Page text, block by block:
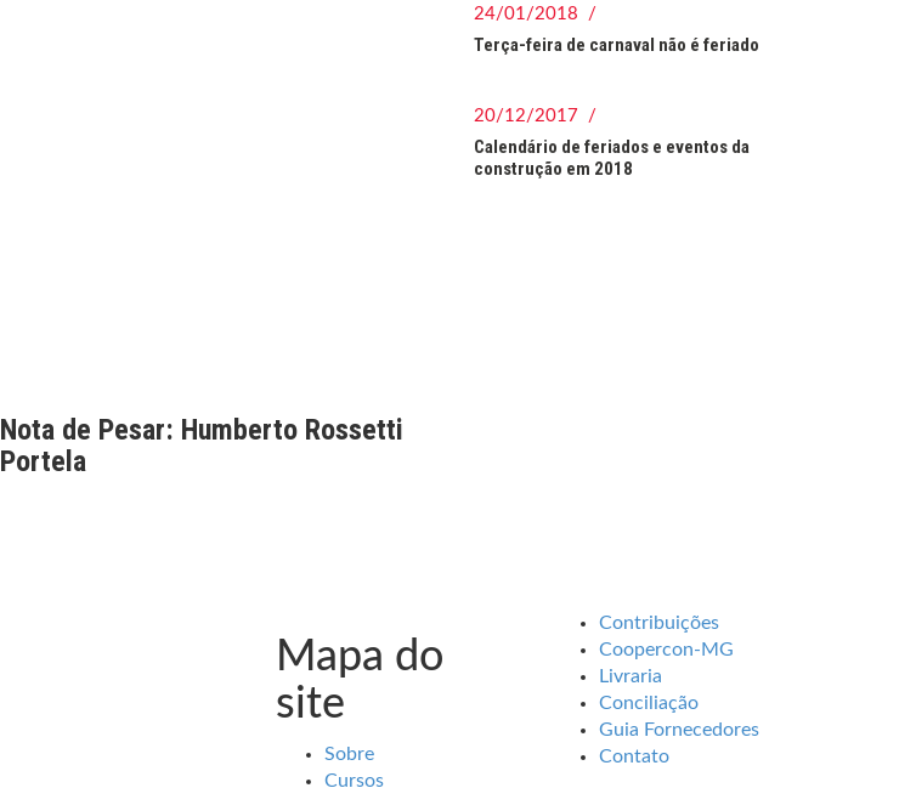
24/01/2018 /
Terça-feira de carnaval não é feriado
20/12/2017 /
Calendário de feriados e eventos da
construção em 2018
Nota de Pesar: Humberto Rossetti
Portela
Mapa do
site
Sobre
Cursos
Contribuições
Coopercon-MG
Livraria
Conciliação
Guia Fornecedores
Contato